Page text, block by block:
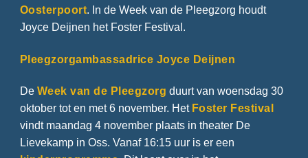
Oosterpoort. In de Week van de Pleegzorg houdt
Joyce Deijnen het Foster Festival.
Pleegzorgambassadrice Joyce Deijnen
De Week van de Pleegzorg duurt van woensdag 30
oktober tot en met 6 november. Het Foster Festival
vindt maandag 4 november plaats in theater De
Lievekamp in Oss. Vanaf 16:15 uur is er een